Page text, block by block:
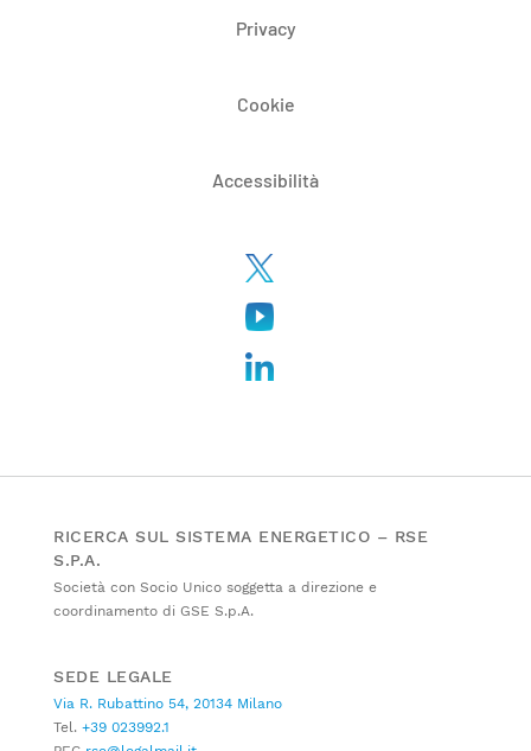
Privacy
Cookie
Accessibilità
RICERCA SUL SISTEMA ENERGETICO – RSE
S.P.A.
Società con Socio Unico soggetta a direzione e
coordinamento di GSE S.p.A.
SEDE LEGALE
Via R. Rubattino 54, 20134 Milano
Tel. +39 023992.1